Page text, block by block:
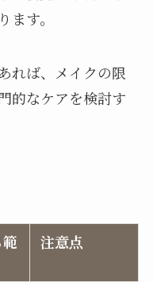
す。
れば、メイクの限
的なケアを検討す
注意点